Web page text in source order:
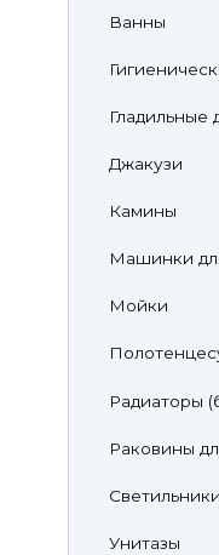
Ванны
Гладильные
Джакузи
Камины
Машинки
Мойки
Радиаторы
Раковины
Светильники
Унитазы